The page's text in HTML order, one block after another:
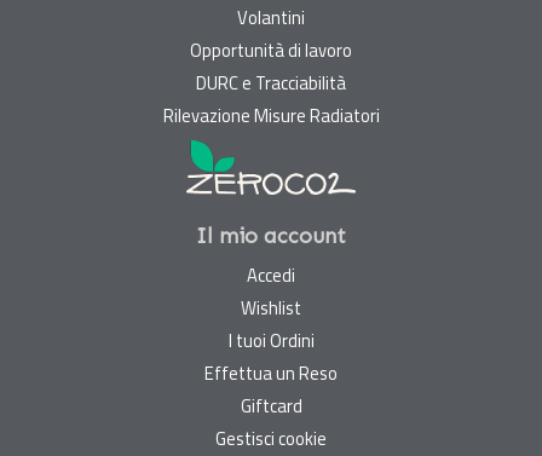
Volantini
Opportunità di lavoro
DURC e Tracciabilità
Rilevazione Misure Radiatori
Il mio account
Accedi
Wishlist
I tuoi Ordini
Effettua un Reso
Giftcard
Gestisci cookie